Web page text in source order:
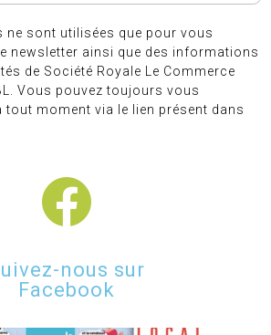
ne sont utilisées que pour vous
newsletter ainsi que des informations
de Société Royale Le Commerce
Vous pouvez toujours vous
tout moment via le lien présent dans
nous sur
Facebook